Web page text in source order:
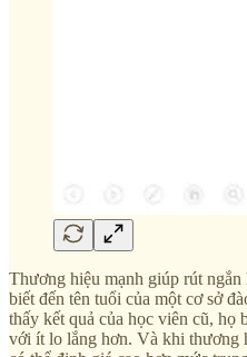
Thương hiệu mạnh giúp rút
biết đến tên tuổi của một cơ sở
thấy kết quả của học viên cũ, họ
với ít lo lắng hơn. Và khi thương